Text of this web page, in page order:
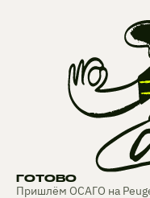
ГОТОВО
Пришлём ОСАГО на